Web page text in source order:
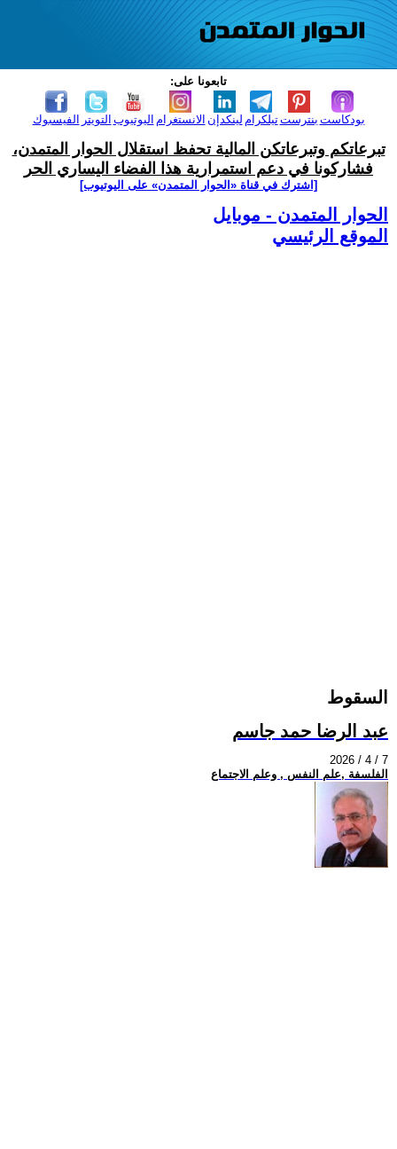
تابعونا على:
الفيسبوك التويتر اليوتيوب الانستغرام لينكدإن تيلكرامبنترست بودكاست
تبرعاتكم وتبرعاتكن المالية تحفظ استقلال الحوار المتمدن،
فشاركونا في دعم استمرارية هذا الفضاء اليساري الحر
[اشترك في قناة ‫«الحوار المتمدن» على اليوتيوب]
الحوار المتمدن - موبايل
الموقع الرئيسي
السقوط
عبد الرضا حمد جاسم
2026 / 4 / 7
الفلسفة ,علم النفس , وعلم الاجتماع